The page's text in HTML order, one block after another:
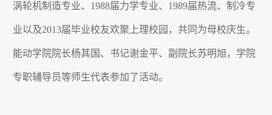
涡轮机制造专业、 1988届力学专业、 1989届热流、制冷专
业以及2013届毕业校友欢聚上理校园，共同为母校庆生。
能动学院院长杨其国、书记谢金平、副院长苏明旭，学院
专职辅导员等师生代表参加了活动。